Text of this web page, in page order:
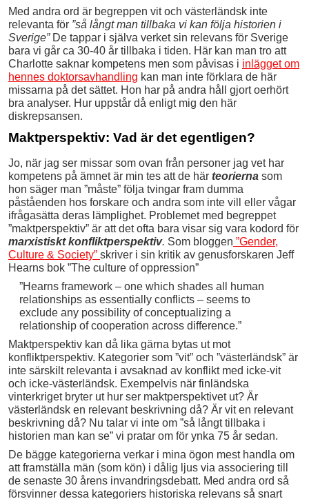
Med andra ord är begreppen vit och västerländsk inte
relevanta för ”så långt man tillbaka vi kan följa historien i
Sverige”De tappar i själva verket sin relevans för Sverige
bara vi går ca 30-40 år tillbaka i tiden. Här kan man tro att
Charlotte saknar kompetens men som påvisas i inlägget om
hennes doktorsavhandling kan man inte förklara de här
missarna på det sättet. Hon har på andra håll gjort oerhört
bra analyser. Hur uppstår då enligt mig den här
diskrepsansen.
Maktperspektiv: Vad är det egentligen?
Jo, när jag ser missar som ovan från personer jag vet har
kompetens på ämnet är min tes att de här teorierna som
hon säger man ”måste” följa tvingar fram dumma
påståenden hos forskare och andra som inte vill eller vågar
ifrågasätta deras lämplighet. Problemet med begreppet
”maktperspektiv” är att det ofta bara visar sig vara kodord för
marxistiskt konfliktperspektiv. Som bloggen ”Gender,
Culture & Society” skriver i sin kritik av genusforskaren Jeff
Hearns bok ”The culture of oppression”
”Hearns framework – one which shades all human
relationships as essentially conflicts – seems to
exclude any possibility of conceptualizing a
relationship of cooperation across difference.”
Maktperspektiv kan då lika gärna bytas ut mot
konfliktperspektiv. Kategorier som ”vit” och ”västerländsk” är
inte särskilt relevanta i avsaknad av konflikt med icke-vit
och icke-västerländsk. Exempelvis när finländska
vinterkriget bryter ut hur ser maktperspektivet ut? Är
västerländsk en relevant beskrivning då? Är vit en relevant
beskrivning då? Nu talar vi inte om ”så långt tillbaka i
historien man kan se” vi pratar om för ynka 75 år sedan.
De bägge kategorierna verkar i mina ögon mest handla om
att framställa män (som kön) i dålig ljus via associering till
de senaste 30 årens invandringsdebatt. Med andra ord så
försvinner dessa kategoriers historiska relevans så snart